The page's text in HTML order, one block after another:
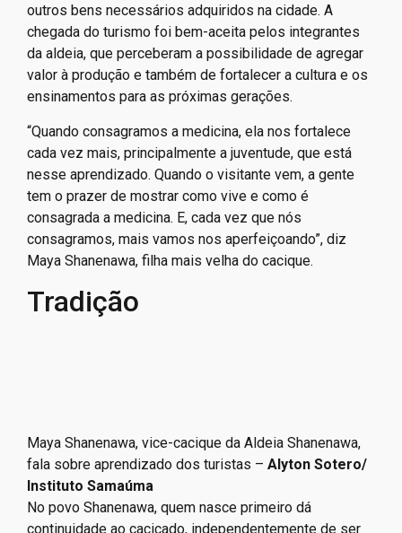
outros bens necessários adquiridos na cidade. A
chegada do turismo foi bem-aceita pelos integrantes
da aldeia, que perceberam a possibilidade de agregar
valor à produção e também de fortalecer a cultura e os
ensinamentos para as próximas gerações.
“Quando consagramos a medicina, ela nos fortalece
cada vez mais, principalmente a juventude, que está
nesse aprendizado. Quando o visitante vem, a gente
tem o prazer de mostrar como vive e como é
consagrada a medicina. E, cada vez que nós
consagramos, mais vamos nos aperfeiçoando”, diz
Maya Shanenawa, filha mais velha do cacique.
Tradição
Maya Shanenawa, vice-cacique da Aldeia Shanenawa,
fala sobre aprendizado dos turistas – Alyton Sotero/
Instituto Samaúma
No povo Shanenawa, quem nasce primeiro dá
continuidade ao cacicado, independentemente de ser